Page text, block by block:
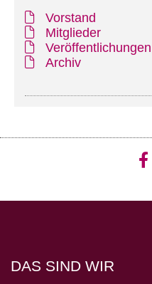
Vorstand
Mitglieder
Veröffentlichungen
Archiv
DAS SIND WIR